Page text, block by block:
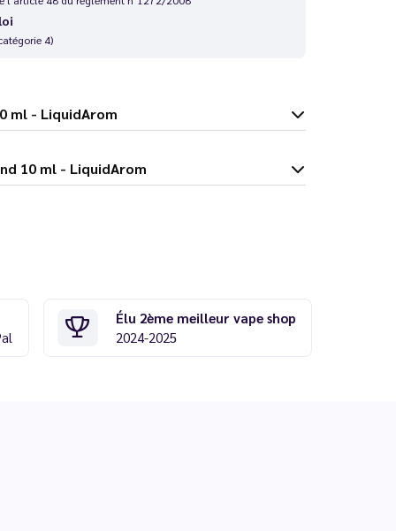
4)
10 ml - LiquidArom
Blend 10 ml - LiquidArom
Élu 2ème meilleur vape shop
2024-2025